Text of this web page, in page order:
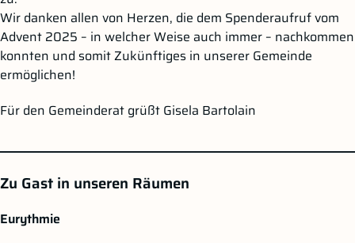
Wir danken allen von Herzen, die dem Spenderaufruf vom
Advent 2025 – in welcher Weise auch immer – nachkommen
konnten und somit Zukünftiges in unserer Gemeinde
ermöglichen!
Für den Gemeinderat grüßt Gisela Bartolain
Zu Gast in unseren Räumen
Eurythmie